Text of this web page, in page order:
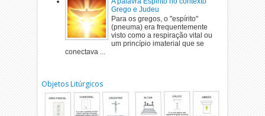
Grego e Judeu
Para os gregos, o "espírito"
(pneuma) era frequentemente
visto como a respiração vital ou
um princípio imaterial que se
conectava ...
Objetos Litúrgicos